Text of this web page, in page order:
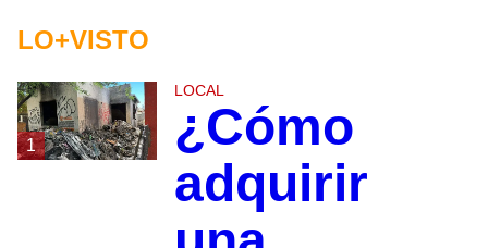
LO+VISTO
1
LOCAL
¿Cómo
adquirir